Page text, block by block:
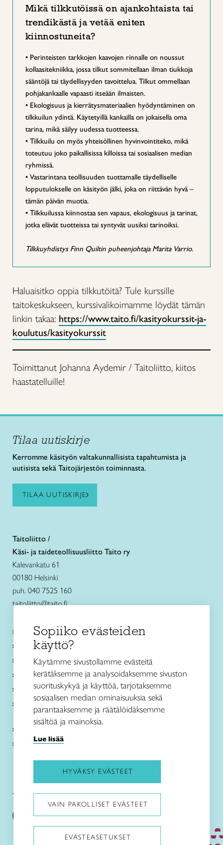
Mikä tilkkutöissä on ajankohtaista tai
trendikästä ja vetää eniten
kiinnostuneita?
• Perinteisten tarkkojen kaavojen rinnalle on noussut
kollaasitekniikka, jossa tilkut sommitellaan ilman tiukkoja
sääntöjä tai täydellisyyden tavoittelua. Tilkut ommellaan
pohjakankaalle vapaasti itseään ilmaisten.
• Ekologisuus ja kierrätysmateriaalien hyödyntäminen on
tilkkuilun ydintä. Käytetyillä kankailla on jokaisella oma
tarina, mikä säilyy uudessa tuotteessa.
• Tilkkuilu on myös yhteisöllinen hyvinvointiteko, mikä
toteutuu joko paikallisissa killoissa tai sosiaalisen median
ryhmissä.
• Vastarintana teollisuuden tuottamalle täydelliselle
lopputulokselle on käsityön jälki, joka on riittävän hyvä –
tämän päivän muotia.
• Tilkkuilussa kiinnostaa sen vapaus, ekologisuus ja tarinat,
jotka elävät tuotteissa tai syntyvät uusiksi tarinoiksi.
Tilkkuyhdistys Finn Quiltin puheenjohtaja Marita Varrio.
Haluaisitko oppia tilkkutöitä? Tule kurssille
taitokeskukseen, kurssivalikoimamme löydät tämän
linkin takaa: https://www.taito.fi/kasityokurssit-ja-
koulutus/kasityokurssit
Toimittanut Johanna Aydemir / Taitoliitto, kiitos
haastatelluille!
Tilaa uutiskirje
Kerromme käsityön valtakunnallisista tapahtumista ja
uutisista sekä Taitojärjestön toiminnasta.
TILAA UUTISKIRJE
Taitoliitto /
Käsi- ja taideteollisuusliitto Taito ry
Kalevankatu 61
00180 Helsinki
puh. 040 7525 160
taitoliitto@taito.fi
Käsityökurssit ja koulutus
Ajankohtaista
Käsityöohjeet
Me olemme Taito
Paikallinen toiminta
Verkkokaupat
Kirjaudu Arviin
Kirjaudu Taitocampukseen
Taitoliitto: Taito-lehti:
Sopiiko evästeiden
käyttö?
Käytämme sivustollamme evästeitä
kerätäksemme ja analysoidaksemme sivuston
suorituskykyä ja käyttöä, tarjotaksemme
sosiaalisen median ominaisuuksia sekä
parantaaksemme ja räätälöidäksemme
sisältöä ja mainoksia.
Lue lisää
HYVÄKSY EVÄSTEET
VAIN PAKOLLISET EVÄSTEET
EVÄSTEASETUKSET